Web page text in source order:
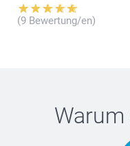
(9 Bewertung/en)
Warum